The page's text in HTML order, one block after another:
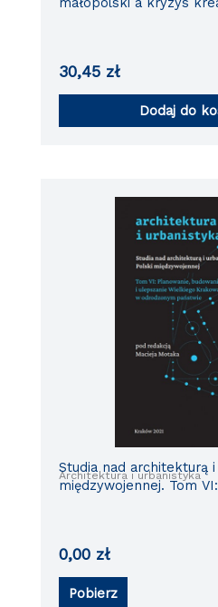
30,45 zł
Dodaj do
Architektura i urbanistyka
Studia nad architekturą
międzywojennej. Tom
0,00 zł
Pobierz